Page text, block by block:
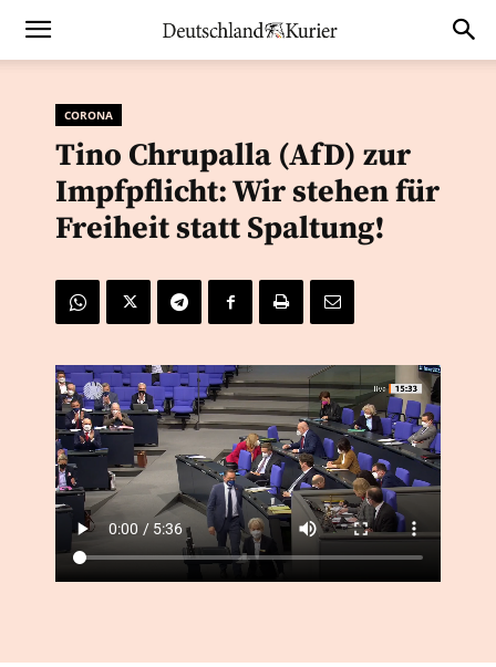
CORONA
Tino Chrupalla (AfD) zur
Impfpflicht: Wir stehen für
Freiheit statt Spaltung!